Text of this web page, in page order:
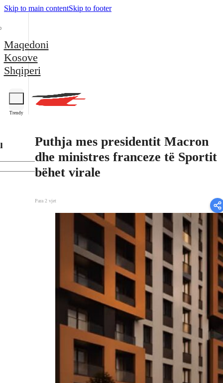
Skip to main contentSkip to footer
Maqedoni
Kosove
Shqiperi
Trendy
Puthja mes presidentit Macron
dhe ministres franceze të Sportit
bëhet virale
Para 2 vjet